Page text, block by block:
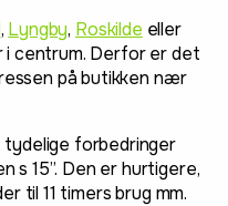
, Lyngby, Roskilde eller
i centrum. Derfor er det
på butikken nær
tydelige forbedringer
s 15”. Den er hurtigere,
til 11 timers brug mm.